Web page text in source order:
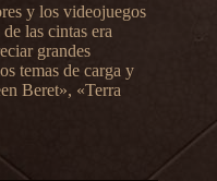
y los videojuegos
las cintas era
grandes
temas de carga y
Beret», «Terra